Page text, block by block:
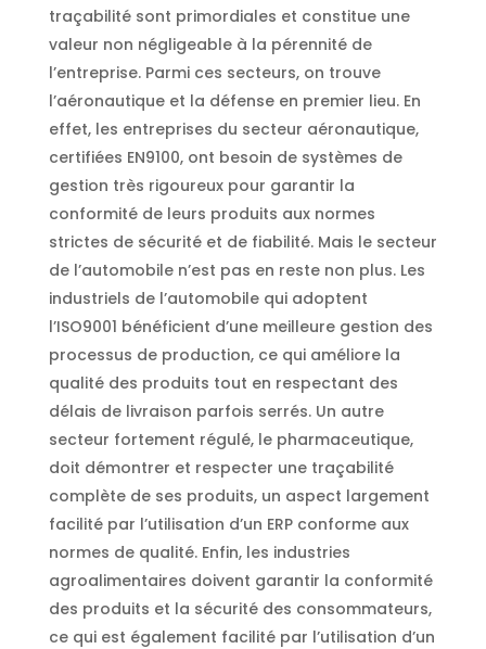
traçabilité sont primordiales et constitue une
valeur non négligeable à la pérennité de
l’entreprise. Parmi ces secteurs, on trouve
l’aéronautique et la défense en premier lieu. En
effet, les entreprises du secteur aéronautique,
certifiées EN9100, ont besoin de systèmes de
gestion très rigoureux pour garantir la
conformité de leurs produits aux normes
strictes de sécurité et de fiabilité. Mais le secteur
de l’automobile n’est pas en reste non plus. Les
industriels de l’automobile qui adoptent
l’ISO9001 bénéficient d’une meilleure gestion des
processus de production, ce qui améliore la
qualité des produits tout en respectant des
délais de livraison parfois serrés. Un autre
secteur fortement régulé, le pharmaceutique,
doit démontrer et respecter une traçabilité
complète de ses produits, un aspect largement
facilité par l’utilisation d’un ERP conforme aux
normes de qualité. Enfin, les industries
agroalimentaires doivent garantir la conformité
des produits et la sécurité des consommateurs,
ce qui est également facilité par l’utilisation d’un